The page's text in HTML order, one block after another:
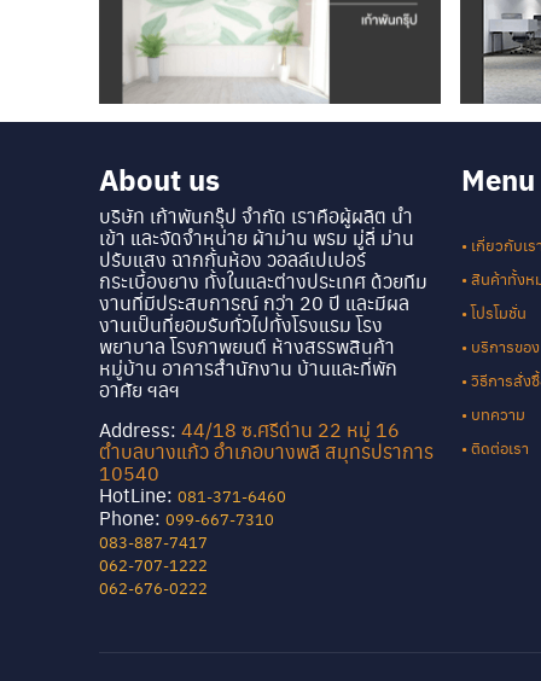
About us
บริษัท เก้าพันกรุ๊ป จำกัด เราคือผู้ผลิต นำ
เข้า และจัดจำหน่าย ผ้าม่าน พรม มู่ลี่ ม่าน
ปรับแสง ฉากกั้นห้อง วอลล์เปเปอร์
กระเบื้องยาง ทั้งในและต่างประเทศ ด้วยทีม
งานที่มีประสบการณ์ กว่า 20 ปี และมีผล
งานเป็นที่ยอมรับทั่วไปทั้งโรงแรม โรง
พยาบาล โรงภาพยนต์ ห้างสรรพสินค้า
หมู่บ้าน อาคารสำนักงาน บ้านและที่พัก
อาศัย ฯลฯ
Address: 44/18 ซ.ศรีด่าน 22 หมู่ 16
ตำบลบางแก้ว อำเภอบางพลี สมุทรปราการ
10540
HotLine: 081-371-6460
Phone: 099-667-7310
083-887-7417
062-707-1222
062-676-0222
Menu
• เกี่ยวกับเร
• สินค้าทั้งห
• โปรโมชั่น
• บริการของ
• วิธีการสั่ง
• บทความ
• ติดต่อเรา